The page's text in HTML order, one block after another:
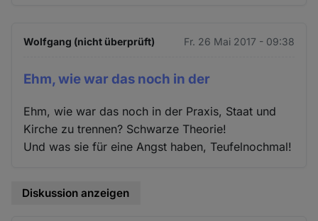
Wolfgang (nicht überprüft) Fr. 26 Mai 2017 - 09:38
Ehm, wie war das noch in der
Ehm, wie war das noch in der Praxis, Staat und
Kirche zu trennen? Schwarze Theorie!
Und was sie für eine Angst haben, Teufelnochmal!
Diskussion anzeigen